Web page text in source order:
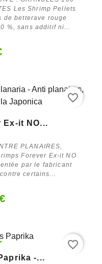
Les Shrimp Pellets
de betterave rouge
%, sans additif ni...
Ex-it NO...
PLANAIRES,
Forever Ex-it NO
par le fabricant
certains...
favorite_border
-...
favorite_border